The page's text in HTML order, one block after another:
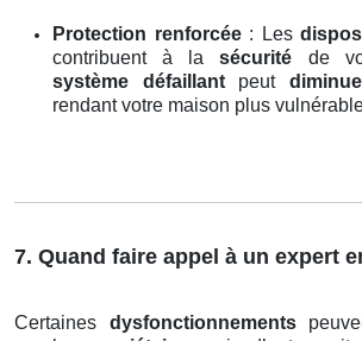
Protection renforcée: Les
contribuent à lasécurité de
système défaillantpeut
rendant votre maison plus
7. Quand faire appel à un expert
Certaines dysfonctionnements